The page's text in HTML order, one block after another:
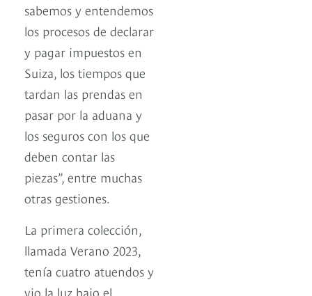
sabemos y entendemos
los procesos de declarar
y pagar impuestos en
Suiza, los tiempos que
tardan las prendas en
pasar por la aduana y
los seguros con los que
deben contar las
piezas”, entre muchas
otras gestiones.
La primera colección,
llamada Verano 2023,
tenía cuatro atuendos y
vio la luz bajo el